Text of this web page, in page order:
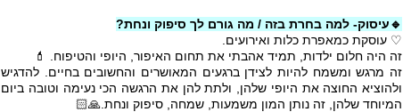
🔹עיסוק- למה בחרת בזה / מה גורם לך סיפוק ונחת?
♡ עוסקת כמאפרת כלות ואירועים.
זה היה חלום ילדות, תמיד אהבתי את תחום האיפור, היופי והטיפוח. 💄
זה מרגש ומשמח להיות לצידן ברגעים המאושרים והחשובים בחיים. להדגיש
ולהוציא החוצה את היופי שלהן, ולתת להן את הרגשה הכי נעימה וטובה ביום
המיוחד שלהן, זה נותן המון משמעות, שמחה, סיפוק ונחת.🙏🏻